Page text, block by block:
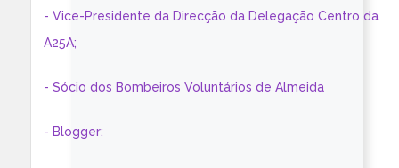
- Vice-Presidente da Direcção da Delegação Centro da
A25A;
- Sócio dos Bombeiros Voluntários de Almeida
- Blogger: